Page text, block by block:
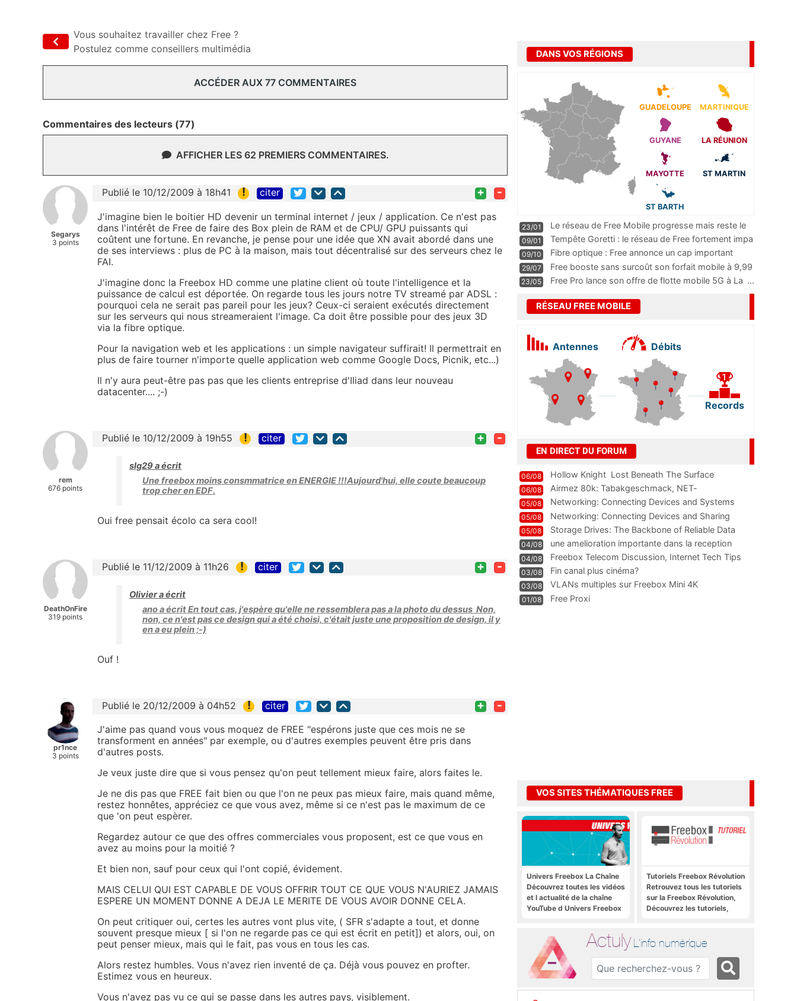
Vous souhaitez travailler chez Free ?
Postulez comme conseillers multimédia
ACCÉDER AUX 77 COMMENTAIRES
Commentaires des lecteurs (77)
AFFICHER LES 62 PREMIERS COMMENTAIRES.
Segarys
3 points
Publié le 10/12/2009 à 18h41 ! citer + -
J'imagine bien le boitier HD devenir un terminal internet / jeux / application. Ce n'est pas
dans l'intérêt de Free de faire des Box plein de RAM et de CPU/ GPU puissants qui
coûtent une fortune. En revanche, je pense pour une idée que XN avait abordé dans une
de ses interviews : plus de PC à la maison, mais tout décentralisé sur des serveurs chez le
FAI.
J'imagine donc la Freebox HD comme une platine client où toute l'intelligence et la
puissance de calcul est déportée. On regarde tous les jours notre TV streamé par ADSL :
pourquoi cela ne serait pas pareil pour les jeux? Ceux-ci seraient exécutés directement
sur les serveurs qui nous streameraient l'image. Ca doit être possible pour des jeux 3D
via la fibre optique.
Pour la navigation web et les applications : un simple navigateur suffirait! Il permettrait en
plus de faire tourner n'importe quelle application web comme Google Docs, Picnik, etc...)
Il n'y aura peut-être pas pas que les clients entreprise d'Iliad dans leur nouveau
datacenter.... ;-)
rem
676 points
Publié le 10/12/2009 à 19h55 ! citer + -
slg29 a écrit
Une freebox moins consmmatrice en ENERGIE !!!Aujourd'hui, elle coute beaucoup
trop cher en EDF.
Oui free pensait écolo ca sera cool!
DeathOnFire
319 points
Publié le 11/12/2009 à 11h26 ! citer + -
Olivier a écrit
ano a écrit En tout cas, j'espère qu'elle ne ressemblera pas a la photo du dessus Non,
non, ce n'est pas ce design qui a été choisi, c'était juste une proposition de design, il y
en a eu plein ;-)
Ouf !
pr1nce
3 points
Publié le 20/12/2009 à 04h52 ! citer + -
J'aime pas quand vous vous moquez de FREE "espérons juste que ces mois ne se
transforment en années" par exemple, ou d'autres exemples peuvent être pris dans
d'autres posts.
Je veux juste dire que si vous pensez qu'on peut tellement mieux faire, alors faites le.
Je ne dis pas que FREE fait bien ou que l'on ne peux pas mieux faire, mais quand même,
restez honnêtes, appréciez ce que vous avez, même si ce n'est pas le maximum de ce
que 'on peut espèrer.
Regardez autour ce que des offres commerciales vous proposent, est ce que vous en
avez au moins pour la moitié ?
Et bien non, sauf pour ceux qui l'ont copié, évidement.
MAIS CELUI QUI EST CAPABLE DE VOUS OFFRIR TOUT CE QUE VOUS N'AURIEZ JAMAIS
ESPERE UN MOMENT DONNE A DEJA LE MERITE DE VOUS AVOIR DONNE CELA.
On peut critiquer oui, certes les autres vont plus vite, ( SFR s'adapte a tout, et donne
souvent presque mieux [ si l'on ne regarde pas ce qui est écrit en petit]) et alors, oui, on
peut penser mieux, mais qui le fait, pas vous en tous les cas.
Alors restez humbles. Vous n'avez rien inventé de ça. Déjà vous pouvez en profter.
Estimez vous en heureux.
Vous n'avez pas vu ce qui se passe dans les autres pays, visiblement.
DANS VOS RÉGIONS
GUADELOUPE MARTINIQUE
GUYANE LA RÉUNION
MAYOTTE ST MARTIN
ST BARTH
23/01
Le réseau de Free Mobile progresse mais reste le
m
...
09/01
Tempête Goretti : le réseau de Free fortement impa
09/10
Fibre optique : Free annonce un cap important
pass
...
29/07
Free booste sans surcoût son forfait mobile à 9,99
23/05 Free Pro lance son offre de flotte mobile 5G à La ...
RÉSEAU FREE MOBILE
Antennes Débits
Records
EN DIRECT DU FORUM
06/08 Hollow Knight  Lost Beneath The Surface
06/08
Airmez 80k: Tabakgeschmack, NET-
Technologie und Leistung im
05/08 Networking: Connecting Devices and Systems
05/08
Networking: Connecting Devices and Sharing
Information
05/08
Storage Drives: The Backbone of Reliable Data
Management
04/08
une amelioration importante dans la reception
WIFI
04/08
Freebox Telecom Discussion, Internet Tech Tips
Communi
03/08 Fin canal plus cinéma?
03/08 VLANs multiples sur Freebox Mini 4K
01/08 Free Proxi
VOS SITES THÉMATIQUES FREE
Univers Freebox La Chaîne
Découvrez toutes les vidéos
et l actualité de la chaîne
YouTube d Univers Freebox
Tutoriels Freebox Révolution
Retrouvez tous les tutoriels
sur la Freebox Révolution,
Découvrez les tutoriels,
Freebox Server, Freebox
Actuly L'info numérique